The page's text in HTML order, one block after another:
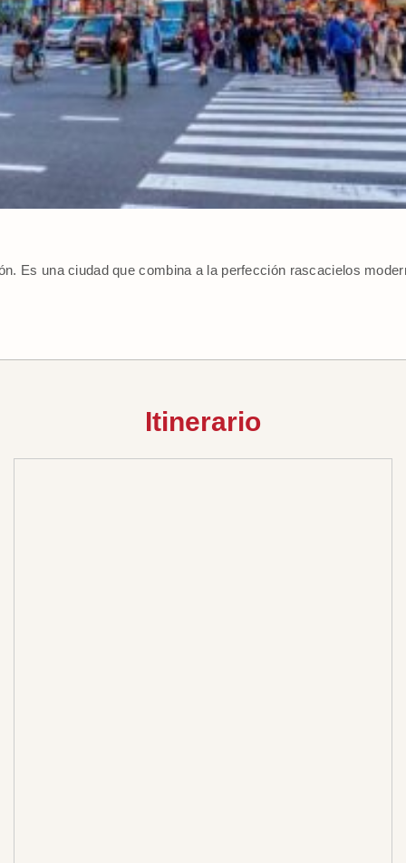
Es una ciudad que combina a la perfección rascacielos
Itinerario